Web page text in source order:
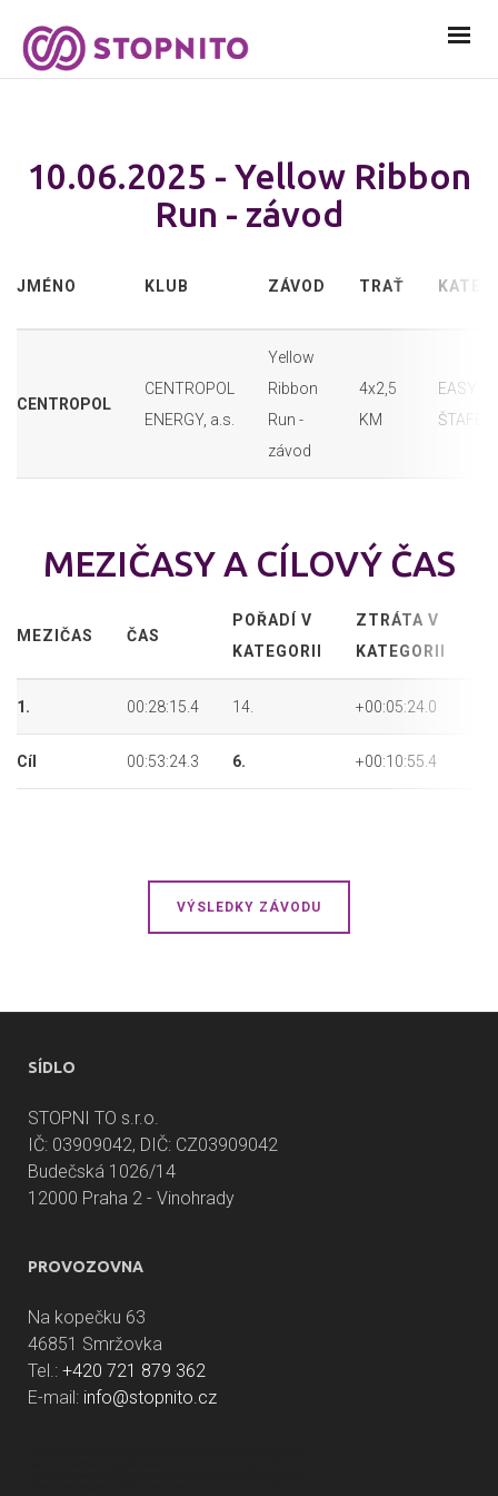
10.06.2025 - Yellow Ribbon
Run - závod
JMÉNO KLUB ZÁVOD TRAŤ
CENTROPOL
CENTROPOL
ENERGY, a.s.
Yellow
Ribbon
Run -
závod
4x2,5
KM
EASY
MEZIČASY A CÍLOVÝ ČAS
MEZIČAS ČAS
POŘADÍ V
KATEGORII
ZTRÁTA V
KATEGORII
1. 00:28:15.4 14. +00:05:24.0
Cíl 00:53:24.3 6. +00:10:55.4
VÝSLEDKY ZÁVODU
SÍDLO
STOPNI TO s.r.o.
IČ: 03909042, DIČ: CZ03909042
Budečská 1026/14
12000 Praha 2 - Vinohrady
PROVOZOVNA
Na kopečku 63
46851 Smržovka
Tel.: +420 721 879 362
E-mail: info@stopnito.cz